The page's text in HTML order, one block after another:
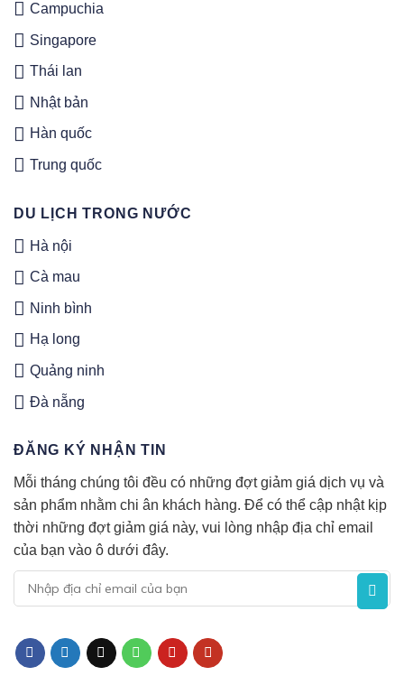
Campuchia
Singapore
Thái lan
Nhật bản
Hàn quốc
Trung quốc
DU LỊCH TRONG NƯỚC
Hà nội
Cà mau
Ninh bình
Hạ long
Quảng ninh
Đà nẵng
ĐĂNG KÝ NHẬN TIN
Mỗi tháng chúng tôi đều có những đợt giảm giá dịch vụ và
sản phẩm nhằm chi ân khách hàng. Để có thể cập nhật kịp
thời những đợt giảm giá này, vui lòng nhập địa chỉ email
của bạn vào ô dưới đây.